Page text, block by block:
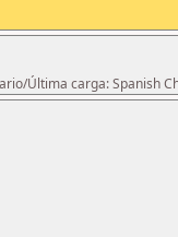
Última carga: Spanish